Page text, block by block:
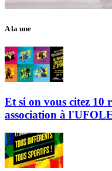
A la une
Et si on vous citez 10
association à